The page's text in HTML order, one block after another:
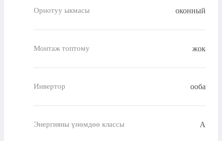
Орнотуу ыкмасы оконный
Монтаж топтому жок
Инвертор ооба
Энергияны үнөмдөө классы A